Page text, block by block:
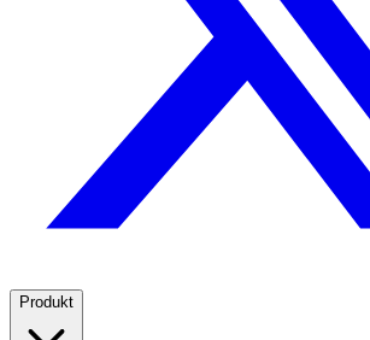
Produkt